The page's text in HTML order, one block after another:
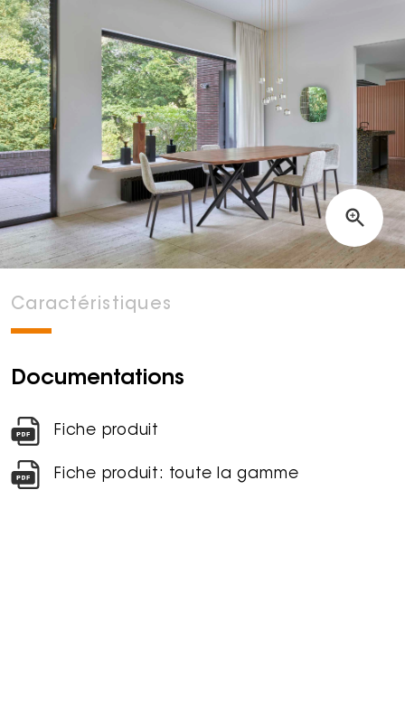
Caractéristiques
Documentations
Fiche produit
Fiche produit: toute la gamme